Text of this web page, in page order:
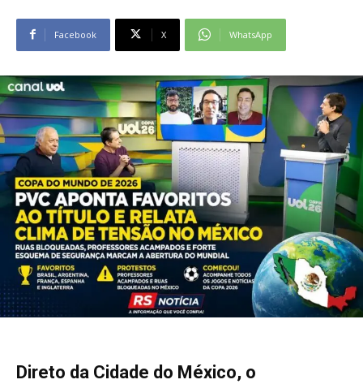
Facebook X WhatsApp
Direto da Cidade do México, o